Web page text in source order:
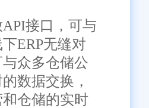
接口，可与
ERP无缝对
众多仓储公
数据交换，
仓储的实时